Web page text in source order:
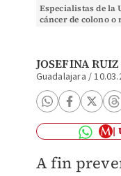
Especialistas de la
cáncer de colono o
JOSEFINA RUIZ
Guadalajara /
A fin